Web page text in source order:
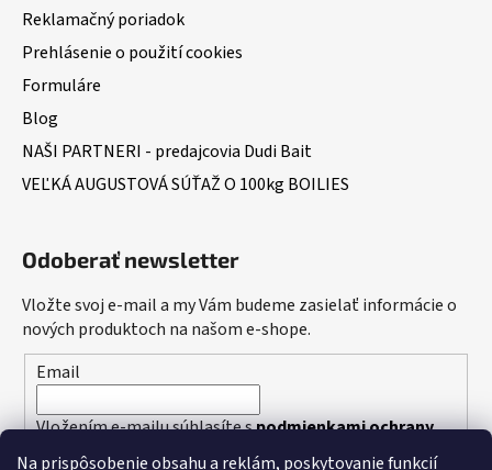
Na prispôsobenie obsahu a reklám, poskytovanie funkcií
Reklamačný poriadok
Prehlásenie o použití cookies
Formuláre
Blog
NAŠI PARTNERI - predajcovia Dudi Bait
VEĽKÁ AUGUSTOVÁ SÚŤAŽ O 100kg BOILIES
Odoberať newsletter
Vložte svoj e-mail a my Vám budeme zasielať informácie o
nových produktoch na našom e-shope.
Email
Vložením e-mailu súhlasíte spodmienkami ochrany
osobných údajov